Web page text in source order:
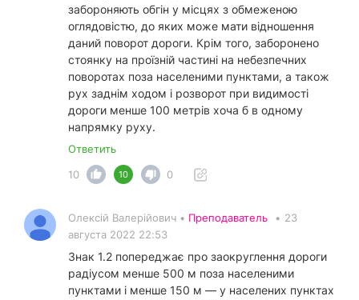
забороняють обгін у місцях з обмеженою
оглядовістю, до яких може мати відношення
даний поворот дороги. Крім того, заборонено
стоянку на проїзній частині на небезпечних
поворотах поза населеними пунктами, а також
рух заднім ходом і розворот при видимості
дороги менше 100 метрів хоча б в одному
напрямку руху.
Ответить
10
10 0
Олексій Валерійович • Преподаватель • 23
августа 2022 22:53
Знак 1.2 попереджає про заокруглення дороги
радіусом менше 500 м поза населеними
пунктами і менше 150 м — у населених пунктах